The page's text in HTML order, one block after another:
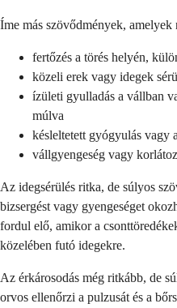
Íme más szövődmények, amelyek
fertőzés a törés helyén,
közeli erek vagy idegek
ízületi gyulladás a vállban
múlva
késleltetett gyógyulás vagy
vállgyengeség vagy
Az idegsérülés ritka, de súlyos
bizsergést vagy gyengeséget
fordul elő, amikor a
közelében futó idegekre.
Az érkárosodás még ritkább, de
orvos ellenőrzi a pulzusát és a